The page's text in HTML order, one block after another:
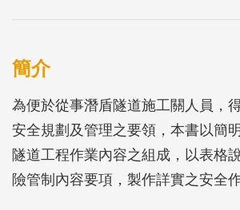
簡介
為便於從事潛盾隧道施工關人員，
安全規劃及管理之要領，本書以簡
隧道工程作業內容之組成，以表格
險管制內容要項，製作詳實之安全
安全程序書依序說明各流程作業之